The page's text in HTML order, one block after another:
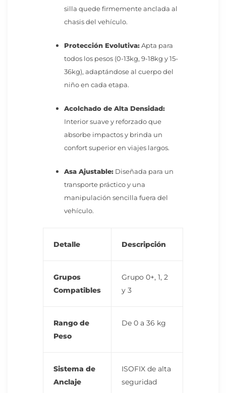
silla quede firmemente anclada al
chasis del vehículo.
Protección Evolutiva:Apta para
todos los pesos (0-13kg, 9-18kg y 15-
36kg), adaptándose al cuerpo del
niño en cada etapa.
Acolchado de Alta Densidad:
Interior suave y reforzado que
absorbe impactos y brinda un
confort superior en viajes largos.
Asa Ajustable: Diseñada para un
transporte práctico y una
manipulación sencilla fuera del
vehículo.
Detalle Descripción
Grupos
Compatibles
Grupo 0+, 1, 2
y 3
Rango de
Peso
De 0 a 36 kg
Sistema de
Anclaje
ISOFIX de alta
seguridad